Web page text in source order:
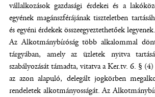
vállalkozások gazdasági érdekei és a
egyének magánszférájának tiszteletben
és egyéni érdekek összeegyeztethetőek legyenek.
Az Alkotmánybíróság több alkalommal
tárgyában, amely az üzletek nyitva
szabályozását támadta, vitatva a Ker.tv. 6. §
az azon alapuló, delegált jogkörben
rendeletek alkotmányosságát. Az